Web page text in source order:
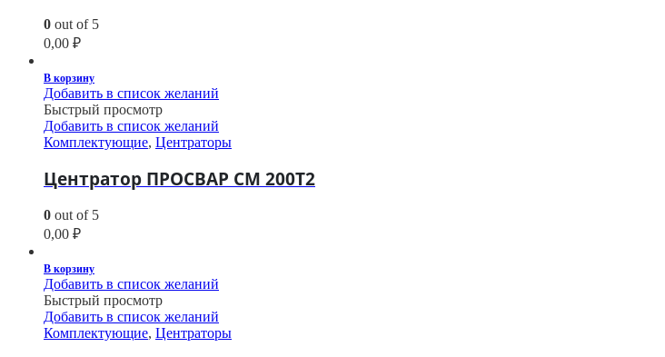
0 out of 5
0,00 ₽
В корзину
Добавить в список желаний
Быстрый просмотр
Добавить в список желаний
Комплектующие, Центраторы
Центратор ПРОСВАР СМ 200Т2
0 out of 5
0,00 ₽
В корзину
Добавить в список желаний
Быстрый просмотр
Добавить в список желаний
Комплектующие, Центраторы